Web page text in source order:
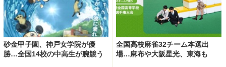
砂金甲子園、神戸女学院が優
勝…全国14校の中高生が腕競う
全国高校麻雀32チーム本選出
場…麻布や大阪星光、東海も